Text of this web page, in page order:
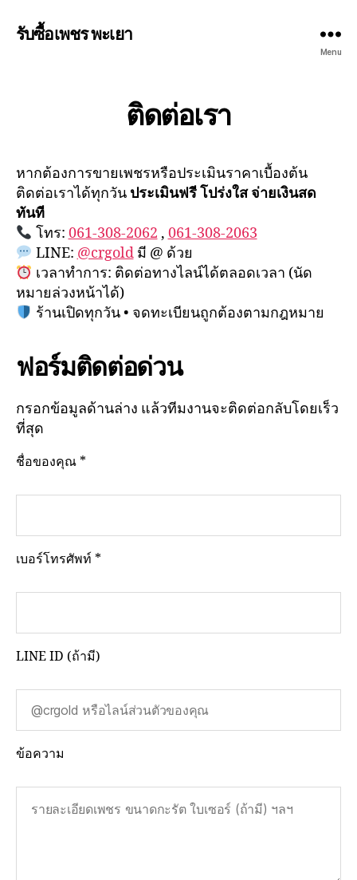
รับซื้อเพชร พะเยา
Menu
ติดต่อเรา
หากต้องการขายเพชรหรือประเมินราคาเบื้องต้น
ติดต่อเราได้ทุกวัน ประเมินฟรี โปร่งใส จ่ายเงินสด
ทันที
โทร: 061-308-2062 , 061-308-2063
LINE: @crgoldมี @ ด้วย
เวลาทำการ: ติดต่อทางไลน์ได้ตลอดเวลา (นัด
หมายล่วงหน้าได้)
ร้านเปิดทุกวัน • จดทะเบียนถูกต้องตามกฎหมาย
ฟอร์มติดต่อด่วน
กรอกข้อมูลด้านล่าง แล้วทีมงานจะติดต่อกลับโดยเร็ว
ที่สุด
ชื่อของคุณ *
เบอร์โทรศัพท์ *
LINE ID (ถ้ามี)
ข้อความ